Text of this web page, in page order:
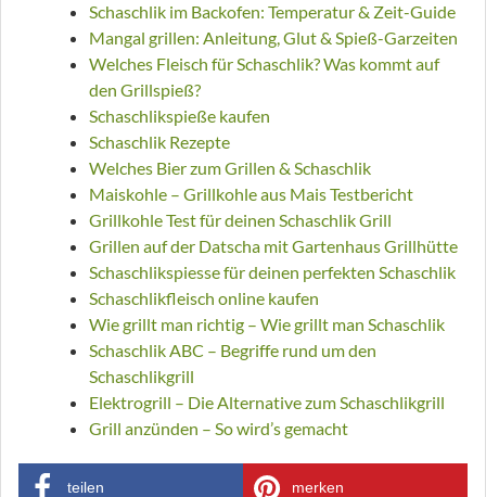
Schaschlik im Backofen: Temperatur & Zeit-Guide
Mangal grillen: Anleitung, Glut & Spieß-Garzeiten
Welches Fleisch für Schaschlik? Was kommt auf
den Grillspieß?
Schaschlikspieße kaufen
Schaschlik Rezepte
Welches Bier zum Grillen & Schaschlik
Maiskohle – Grillkohle aus Mais Testbericht
Grillkohle Test für deinen Schaschlik Grill
Grillen auf der Datscha mit Gartenhaus Grillhütte
Schaschlikspiesse für deinen perfekten Schaschlik
Schaschlikfleisch online kaufen
Wie grillt man richtig – Wie grillt man Schaschlik
Schaschlik ABC – Begriffe rund um den
Schaschlikgrill
Elektrogrill – Die Alternative zum Schaschlikgrill
Grill anzünden – So wird’s gemacht
teilen merken